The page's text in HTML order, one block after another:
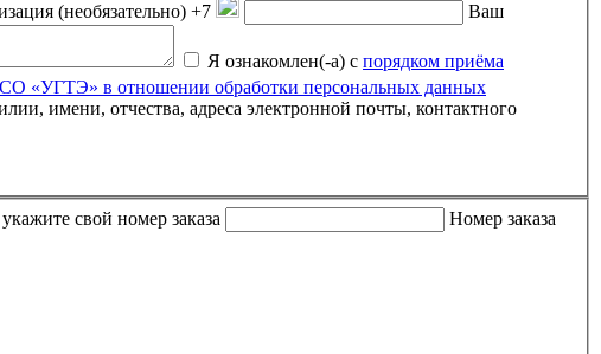
(необязательно) +7 Ваш
Я ознакомлен(-а) с порядком приёма
«УГТЭ» в отношении обработки персональных данных
e-mail (эл. адрес), либо письмо пришло пустым, пожалуйста, укажите свой номер заказа
Номер заказа